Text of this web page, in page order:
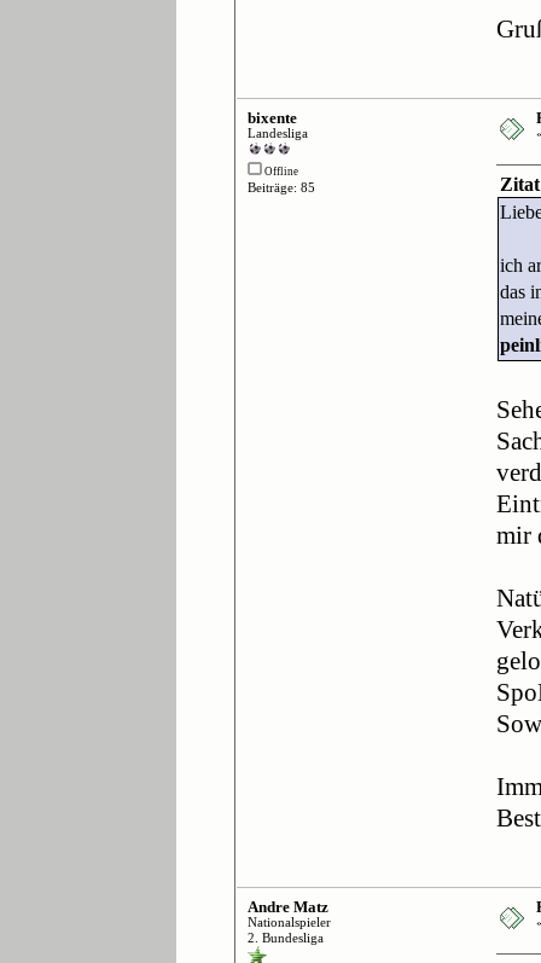
bixente
Landesliga
Offline
Beiträge: 85
Zitat
ich
das
mir
Andre Matz
Nationalspieler
2. Bundesliga